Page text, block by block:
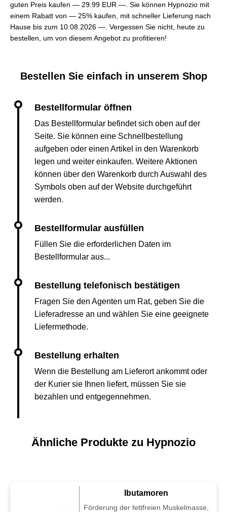
guten Preis kaufen — 29.99 EUR — . Sie können Hypnozio mit
einem Rabatt von — 25% kaufen, mit schneller Lieferung nach
Hause bis zum 10.08.2026 —. Vergessen Sie nicht, heute zu
bestellen, um von diesem Angebot zu profitieren!
Bestellen Sie einfach in unserem Shop
Das Bestellformular befindet sich oben auf der
Seite. Sie können eine Schnellbestellung
aufgeben oder einen Artikel in den Warenkorb
legen und weiter einkaufen. Weitere Aktionen
können über den Warenkorb durch Auswahl des
Symbols oben auf der Website durchgeführt
werden.
Füllen Sie die erforderlichen Daten im
Bestellformular aus...
Fragen Sie den Agenten um Rat, geben Sie die
Lieferadresse an und wählen Sie eine geeignete
Liefermethode.
Wenn die Bestellung am Lieferort ankommt oder
der Kurier sie Ihnen liefert, müssen Sie sie
bezahlen und entgegennehmen.
Ähnliche Produkte zu Hypnozio
Ibutamoren
Förderung der fettfreien Muskelmasse,